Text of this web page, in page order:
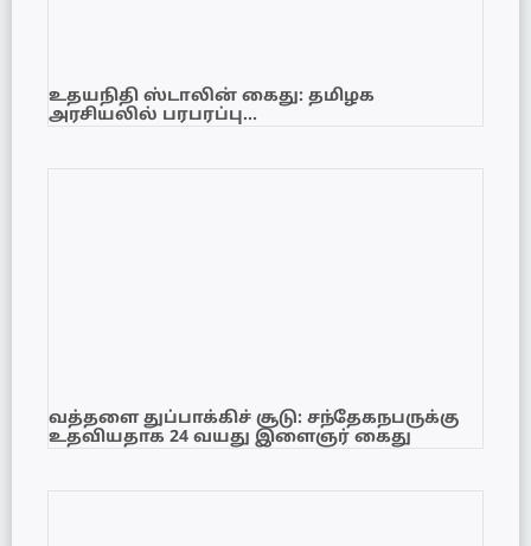
உதயநிதி ஸ்டாலின் கைது: தமிழக
அரசியலில் பரபரப்பு…
வத்தளை துப்பாக்கிச் சூடு: சந்தேகநபருக்கு
உதவியதாக 24 வயது இளைஞர் கைது